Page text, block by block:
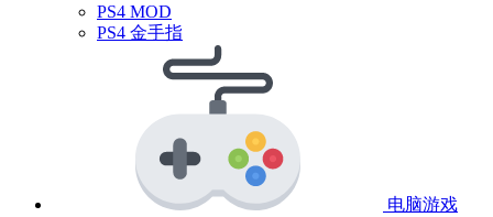
PS4 MOD
PS4 金手指
电脑游戏